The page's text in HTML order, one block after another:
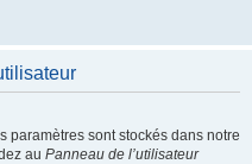
paramètres sont stockés dans notre
au Panneau de l’utilisateur